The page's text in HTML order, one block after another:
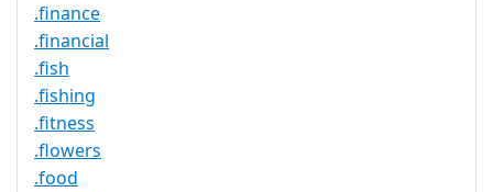
.finance
.financial
.fish
.fishing
.fitness
.flowers
.food